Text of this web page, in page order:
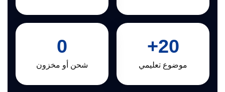
20+
موضوع تعليمي
0
شحن أو مخزون